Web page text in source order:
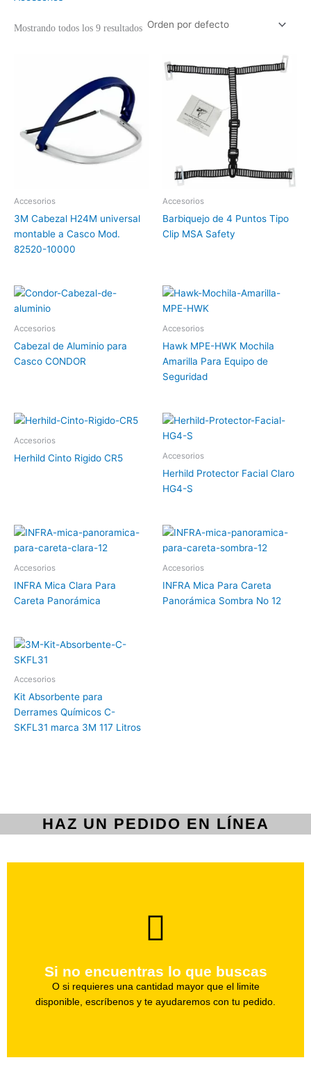
Mostrando todos los 9 resultados
Accesorios
3M Cabezal H24M universal
montable a Casco Mod.
82520-10000
Accesorios
Barbiquejo de 4 Puntos Tipo
Clip MSA Safety
Accesorios
Cabezal de Aluminio para
Casco CONDOR
Accesorios
Hawk MPE-HWK Mochila
Amarilla Para Equipo de
Seguridad
Accesorios
Herhild Cinto Rigido CR5 Accesorios
Herhild Protector Facial Claro
HG4-S
Accesorios
INFRA Mica Clara Para
Careta Panorámica
Accesorios
INFRA Mica Para Careta
Panorámica Sombra No 12
Accesorios
Kit Absorbente para
Derrames Químicos C-
SKFL31 marca 3M 117 Litros
HAZ UN PEDIDO EN LÍNEA
Si no encuentras lo que buscas
O si requieres una cantidad mayor que el limite
disponible, escríbenos y te ayudaremos con tu pedido.
Haz tu pedido